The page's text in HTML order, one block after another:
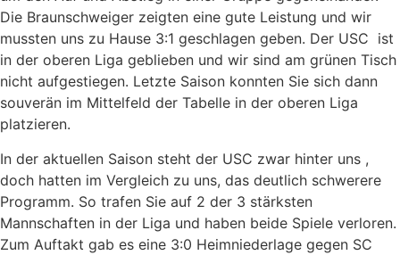
Die Braunschweiger zeigten eine gute Leistung und wir
mussten uns zu Hause 3:1 geschlagen geben. Der USC ist
in der oberen Liga geblieben und wir sind am grünen Tisch
nicht aufgestiegen. Letzte Saison konnten Sie sich dann
souverän im Mittelfeld der Tabelle in der oberen Liga
platzieren.
In der aktuellen Saison steht der USC zwar hinter uns ,
doch hatten im Vergleich zu uns, das deutlich schwerere
Programm. So trafen Sie auf 2 der 3 stärksten
Mannschaften in der Liga und haben beide Spiele verloren.
Zum Auftakt gab es eine 3:0 Heimniederlage gegen SC